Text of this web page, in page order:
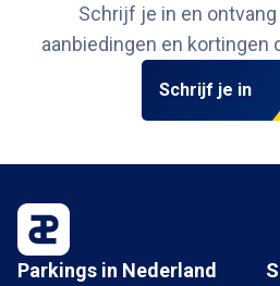
Schrijf je in en
aanbiedingen en kortingen
Schrijf je in
Parkings in Nederland